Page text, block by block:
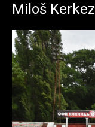
Kikinda
Miloš Kerkez